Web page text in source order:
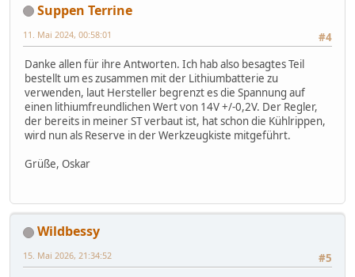
Suppen Terrine
#4
11. Mai 2024, 00:58:01
Danke allen für ihre Antworten. Ich hab also besagtes Teil
bestellt um es zusammen mit der Lithiumbatterie zu
verwenden, laut Hersteller begrenzt es die Spannung auf
einen lithiumfreundlichen Wert von 14V +/-0,2V. Der Regler,
der bereits in meiner ST verbaut ist, hat schon die Kühlrippen,
wird nun als Reserve in der Werkzeugkiste mitgeführt.
Grüße, Oskar
Wildbessy
#5
15. Mai 2026, 21:34:52